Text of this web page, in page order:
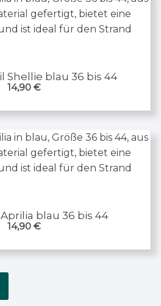
Shellie blau 36 bis 44
14,90€
blau 36 bis 44
14,90€